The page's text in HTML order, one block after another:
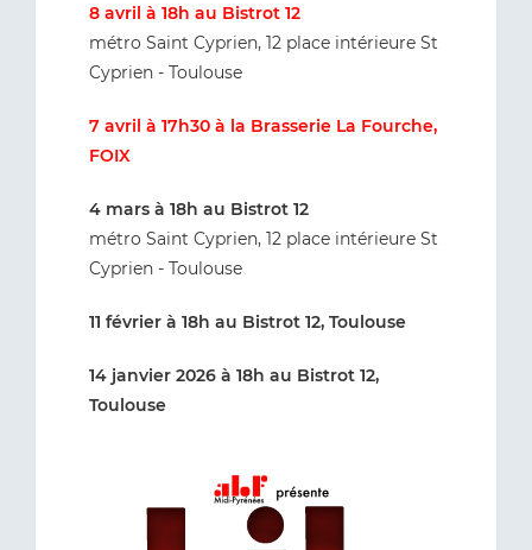
8 avril à 18h au Bistrot 12
métro Saint Cyprien, 12 place intérieure St
Cyprien - Toulouse
7 avril à 17h30 à la Brasserie La Fourche,
FOIX
4 mars à 18h au Bistrot 12
métro Saint Cyprien, 12 place intérieure St
Cyprien - Toulouse
11 février à 18h au Bistrot 12, Toulouse
14 janvier 2026 à 18h au Bistrot 12,
Toulouse